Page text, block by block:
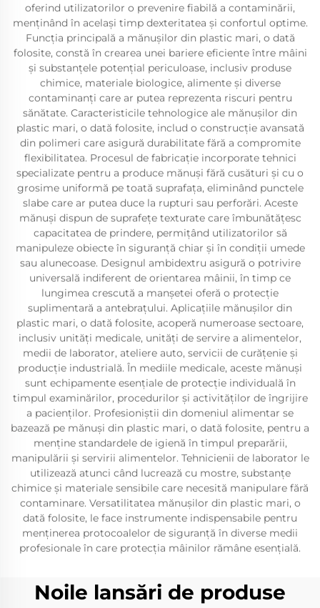
oferind utilizatorilor o prevenire fiabilă a contaminării,
menținând în același timp dexteritatea și confortul optime.
Funcția principală a mănușilor din plastic mari, o dată
folosite, constă în crearea unei bariere eficiente între mâini
și substanțele potențial periculoase, inclusiv produse
chimice, materiale biologice, alimente și diverse
contaminanți care ar putea reprezenta riscuri pentru
sănătate. Caracteristicile tehnologice ale mănușilor din
plastic mari, o dată folosite, includ o construcție avansată
din polimeri care asigură durabilitate fără a compromite
flexibilitatea. Procesul de fabricație incorporate tehnici
specializate pentru a produce mănuși fără cusături și cu o
grosime uniformă pe toată suprafața, eliminând punctele
slabe care ar putea duce la rupturi sau perforări. Aceste
mănuși dispun de suprafețe texturate care îmbunătățesc
capacitatea de prindere, permițând utilizatorilor să
manipuleze obiecte în siguranță chiar și în condiții umede
sau alunecoase. Designul ambidextru asigură o potrivire
universală indiferent de orientarea mâinii, în timp ce
lungimea crescută a manșetei oferă o protecție
suplimentară a antebrațului. Aplicațiile mănușilor din
plastic mari, o dată folosite, acoperă numeroase sectoare,
inclusiv unități medicale, unități de servire a alimentelor,
medii de laborator, ateliere auto, servicii de curățenie și
producție industrială. În mediile medicale, aceste mănuși
sunt echipamente esențiale de protecție individuală în
timpul examinărilor, procedurilor și activităților de îngrijire
a pacienților. Profesioniștii din domeniul alimentar se
bazează pe mănuși din plastic mari, o dată folosite, pentru a
menține standardele de igienă în timpul preparării,
manipulării și servirii alimentelor. Tehnicienii de laborator le
utilizează atunci când lucrează cu mostre, substanțe
chimice și materiale sensibile care necesită manipulare fără
contaminare. Versatilitatea mănușilor din plastic mari, o
dată folosite, le face instrumente indispensabile pentru
menținerea protocoalelor de siguranță în diverse medii
profesionale în care protecția mâinilor rămâne esențială.
Noile lansări de produse